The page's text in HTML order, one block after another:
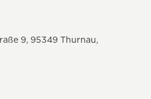
9, 95349 Thurnau,